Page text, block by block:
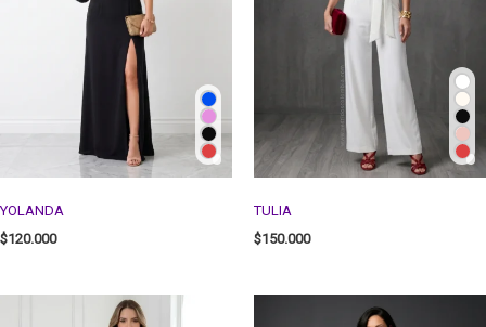
YOLANDA
$120.000
TULIA
$150.000